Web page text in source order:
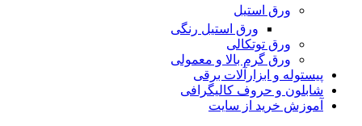
ورق استیل
ورق استیل رنگی
ورق توتکالی
ورق گرم بالا و معمولی
پیستوله و ابزارآلات برقی
شابلون و حروف کالیگرافی
آموزش خرید از سایت